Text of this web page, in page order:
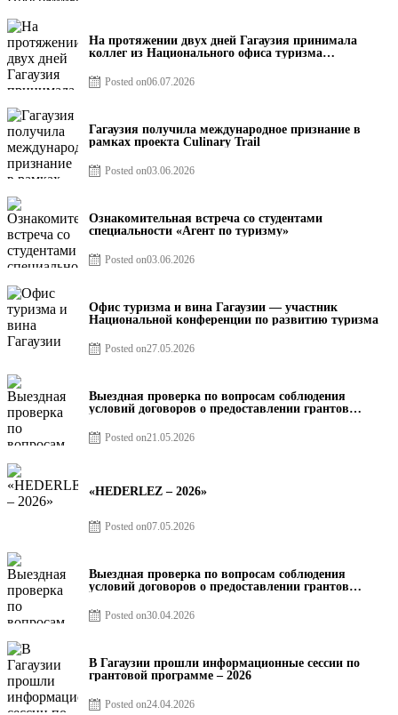
На протяжении двух дней Гагаузия принимала
коллег из Национального офиса туризма
Posted on06.07.2026
Гагаузия получила международное признание в
рамках проекта Culinary Trail
Posted on03.06.2026
Ознакомительная встреча со студентами
специальности «Агент по туризму»
Posted on03.06.2026
Офис туризма и вина Гагаузии — участник
Национальной конференции по развитию туризма
Posted on27.05.2026
Выездная проверка по вопросам соблюдения
условий договоров о предоставлении грантов
Posted on21.05.2026
«HEDERLEZ – 2026»
Posted on07.05.2026
Выездная проверка по вопросам соблюдения
условий договоров о предоставлении грантов
Posted on30.04.2026
В Гагаузии прошли информационные сессии по
грантовой программе – 2026
Posted on24.04.2026